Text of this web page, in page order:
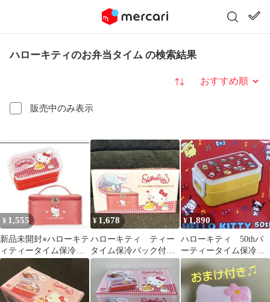
ハローキティのお弁当タイム の検索結果
販売中のみ表示
並び替え
¥ 1,555
新品未開封⭐︎ハローキテ
ィティータイム保冷バ
ッグ付ランチボックス
お弁当箱
¥ 1,678
ハローキティ ティー
タイム保冷バック付き
ランチボックス 新品未
使用
¥ 1,890
ハローキティ 50thパ
ーティータイム保冷バ
ック付きランチボック